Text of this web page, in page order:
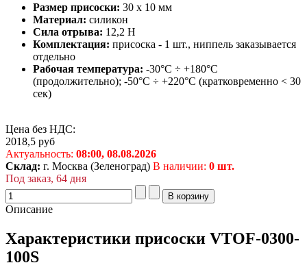
Размер присоски: 30 x 10 мм
Материал: силикон
Сила отрыва: 12,2 Н
Комплектация: присоска - 1 шт., ниппель заказывается
отдельно
Рабочая температура: -30°C ÷ +180°C
(продолжительно); -50°C ÷ +220°C (кратковременно < 30
сек)
Цена без НДС:
2018,5 руб
Актуальность: 08:00, 08.08.2026
Склад: г. Москва (Зеленоград) В наличии: 0 шт.
Под заказ, 64 дня
Описание
Характеристики присоски VTOF-0300-
100S